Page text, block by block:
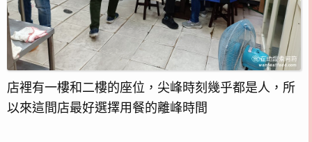
店裡有一樓和二樓的座位，尖峰時刻幾乎都是人，所
以來這間店最好選擇用餐的離峰時間